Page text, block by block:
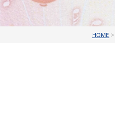
HOME >